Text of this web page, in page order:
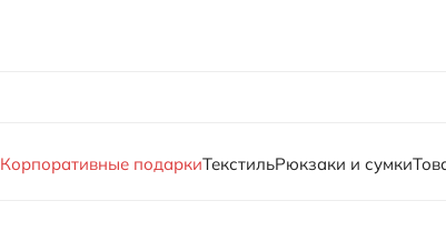
Корпоративные подаркиТекстильРюкзаки и сумки